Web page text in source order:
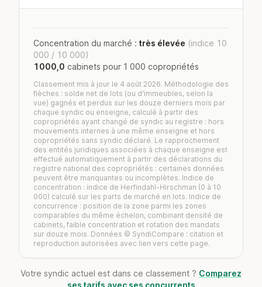
Concentration du marché : très élevée (indice 10
000 / 10 000)
1000,0 cabinets pour 1 000 copropriétés
Classement mis à jour le 4 août 2026. Méthodologie des
flèches : solde net de lots (ou d'immeubles, selon la
vue) gagnés et perdus sur les douze derniers mois par
chaque syndic ou enseigne, calculé à partir des
copropriétés ayant changé de syndic au registre : hors
mouvements internes à une même enseigne et hors
copropriétés sans syndic déclaré. Le rapprochement
des entités juridiques associées à chaque enseigne est
effectué automatiquement à partir des déclarations du
registre national des copropriétés : certaines données
peuvent être manquantes ou incomplètes. Indice de
concentration : indice de Herfindahl-Hirschman (0 à 10
000) calculé sur les parts de marché en lots. Indice de
concurrence : position de la zone parmi les zones
comparables du même échelon, combinant densité de
cabinets, faible concentration et rotation des mandats
sur douze mois. Données © SyndiCompare : citation et
reproduction autorisées avec lien vers cette page.
Votre syndic actuel est dans ce classement ? Comparez
ses tarifs avec ses concurrents